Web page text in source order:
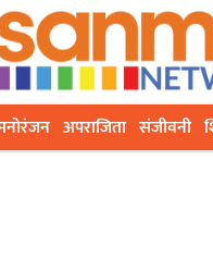
अपराजिता संजीवनी